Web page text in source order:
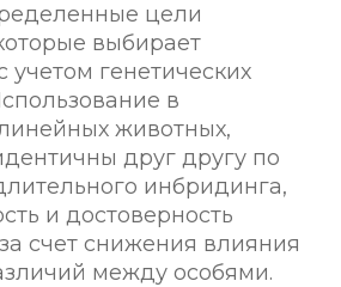
цели
выбирает
учетом генетических
в
животных,
друг другу по
инбридинга,
и достоверность
счет снижения влияния
между особями.